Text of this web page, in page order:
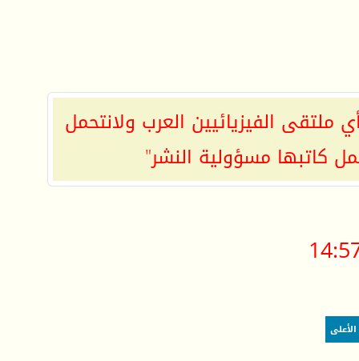
ملتقى الفيزيائيين العرب ولانتحمل
كاتبها مسؤولية النشر"
الأعلى